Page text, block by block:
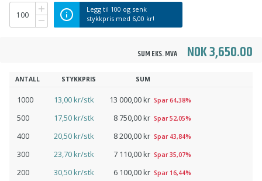
Legg til 100 og senk
stykkpris med 6,00 kr!
SUM EKS. MVA NOK 3,650.00
ANTALL STYKKPRIS SUM
1000 13,00 kr/stk 13 000,00 kr Spar 64,38%
500 17,50 kr/stk 8 750,00 kr Spar 52,05%
400 20,50 kr/stk 8 200,00 kr Spar 43,84%
300 23,70 kr/stk 7 110,00 kr Spar 35,07%
200 30,50 kr/stk 6 100,00 kr Spar 16,44%